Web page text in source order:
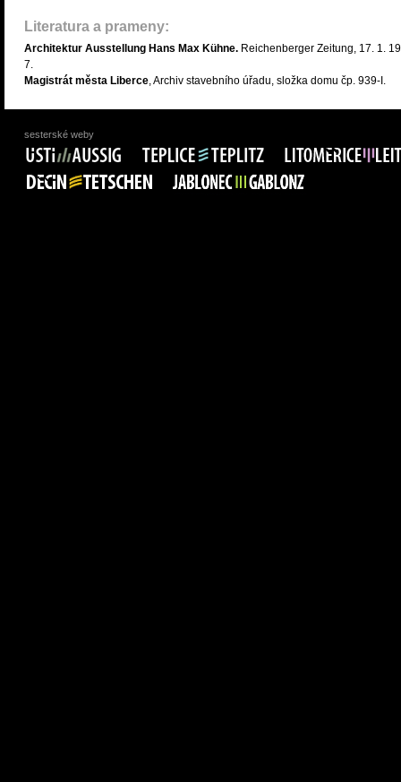
Literatura a prameny:
Architektur Ausstellung Hans Max Kühne. Reichenberger Zeitung, 17. 1.
7.
Magistrát města Liberce, Archiv stavebního úřadu, složka domu čp. 939-I.
sesterské weby